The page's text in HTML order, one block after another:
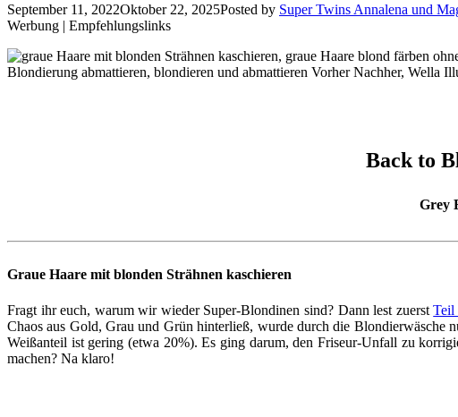
September 11, 2022Oktober 22, 2025Posted by Super Twins Annalena und
Werbung | Empfehlungslinks
Back to
Grey
Graue Haare mit blonden Strähnen kaschieren
Fragt ihr euch, warum wir wieder Super-Blondinen sind? Dann lest zuerstTeil
Chaos aus Gold, Grau und Grün hinterließ, wurde durch die
Weißanteil ist gering (etwa 20%). Es ging darum, den Friseur-Unfall zu
machen? Na klaro!